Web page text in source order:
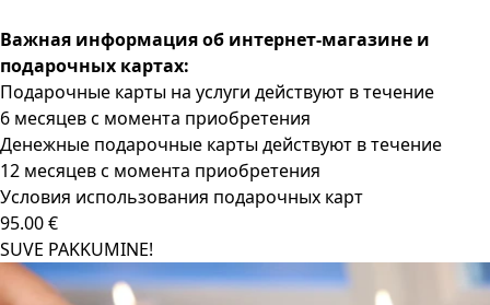
Важная информация об интернет-магазине и
подарочных картах:
Подарочные карты на услуги действуют в течение
6 месяцев с момента приобретения
Денежные подарочные карты действуют в течение
12 месяцев с момента приобретения
Условия использования подарочных карт
95.00 €
SUVE PAKKUMINE!